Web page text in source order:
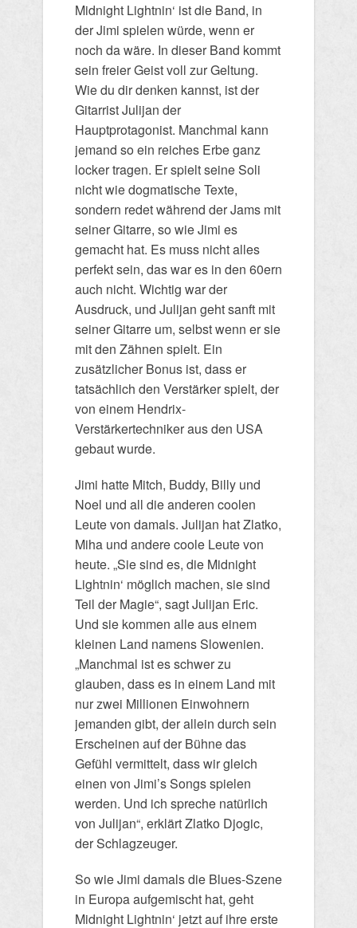
Midnight Lightnin‘ ist die Band, in
der Jimi spielen würde, wenn er
noch da wäre. In dieser Band kommt
sein freier Geist voll zur Geltung.
Wie du dir denken kannst, ist der
Gitarrist Julijan der
Hauptprotagonist. Manchmal kann
jemand so ein reiches Erbe ganz
locker tragen. Er spielt seine Soli
nicht wie dogmatische Texte,
sondern redet während der Jams mit
seiner Gitarre, so wie Jimi es
gemacht hat. Es muss nicht alles
perfekt sein, das war es in den 60ern
auch nicht. Wichtig war der
Ausdruck, und Julijan geht sanft mit
seiner Gitarre um, selbst wenn er sie
mit den Zähnen spielt. Ein
zusätzlicher Bonus ist, dass er
tatsächlich den Verstärker spielt, der
von einem Hendrix-
Verstärkertechniker aus den USA
gebaut wurde.
Jimi hatte Mitch, Buddy, Billy und
Noel und all die anderen coolen
Leute von damals. Julijan hat Zlatko,
Miha und andere coole Leute von
heute. „Sie sind es, die Midnight
Lightnin‘ möglich machen, sie sind
Teil der Magie“, sagt Julijan Eric.
Und sie kommen alle aus einem
kleinen Land namens Slowenien.
„Manchmal ist es schwer zu
glauben, dass es in einem Land mit
nur zwei Millionen Einwohnern
jemanden gibt, der allein durch sein
Erscheinen auf der Bühne das
Gefühl vermittelt, dass wir gleich
einen von Jimi’s Songs spielen
werden. Und ich spreche natürlich
von Julijan“, erklärt Zlatko Djogic,
der Schlagzeuger.
So wie Jimi damals die Blues-Szene
in Europa aufgemischt hat, geht
Midnight Lightnin‘ jetzt auf ihre erste